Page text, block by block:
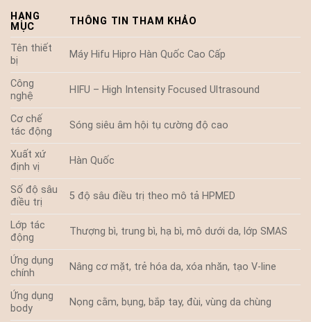
HẠNG
MỤC
THÔNG TIN THAM KHẢO
Tên thiết
bị
Máy Hifu Hipro Hàn Quốc Cao Cấp
Công
nghệ
HIFU – High Intensity Focused Ultrasound
Cơ chế
tác động
Sóng siêu âm hội tụ cường độ cao
Xuất xứ
định vị
Hàn Quốc
Số độ sâu
điều trị
5 độ sâu điều trị theo mô tả HPMED
Lớp tác
động
Thượng bì, trung bì, hạ bì, mô dưới da, lớp SMAS
Ứng dụng
chính
Nâng cơ mặt, trẻ hóa da, xóa nhăn, tạo V-line
Ứng dụng
body
Nọng cằm, bụng, bắp tay, đùi, vùng da chùng